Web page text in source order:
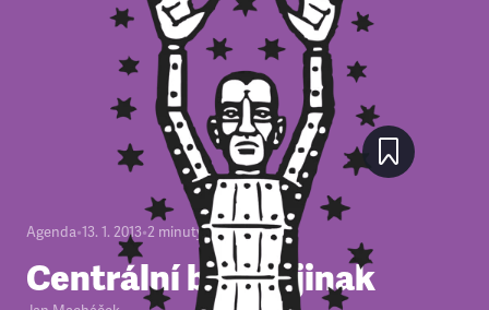
Agenda•13. 1. 2013•2 minuty
Centrální banky jinak